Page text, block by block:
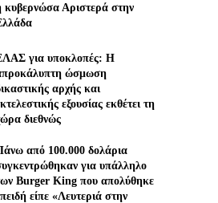
κυβερνώσα Αριστερά στην
για υποκλοπές: H
ώσμωση
αρχής και
εξουσίας εκθέτει τη
διεθνώς
από 100.000 δολάρια
για υπάλληλο
Burger King που απολύθηκε
είπε «Λευτεριά στην